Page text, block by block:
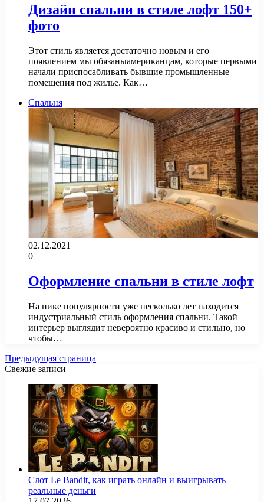
Дизайн спальни в стиле лофт 150+
фото
Этот стиль является достаточно новым и его
появлением мы обязаныамериканцам, которые первыми
начали приспосабливать бывшие промышленные
помещения под жилье. Как…
Спальня
02.12.2021
0
Оформление спальни в стиле лофт
На пике популярности уже несколько лет находится
индустриальный стиль оформления спальни. Такой
интерьер выглядит невероятно красиво и стильно, но
чтобы…
Предыдущая страница
Свежие записи
Слот Le Bandit, как играть онлайн и выигрывать
реальные деньги